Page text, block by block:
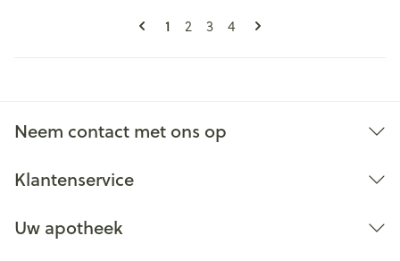
Pagina's
U lees momenteel pagina
1 Pagina
2 Pagina
3 Pagina
4
Neem contact met ons op
Klantenservice
Uw apotheek